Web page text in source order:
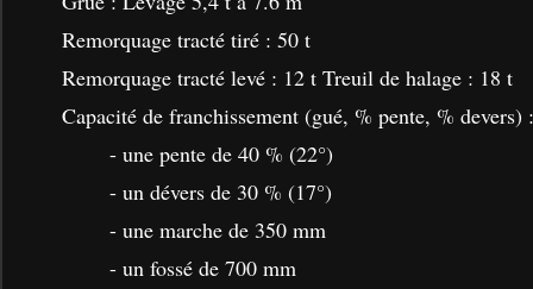
Remorquage tracté tiré : 50 t
Remorquage tracté levé : 12 t Treuil de halage : 18 t
Capacité de franchissement (gué, % pente, % devers) :
- une pente de 40 % (22°)
- un dévers de 30 % (17°)
- une marche de 350 mm
- un fossé de 700 mm